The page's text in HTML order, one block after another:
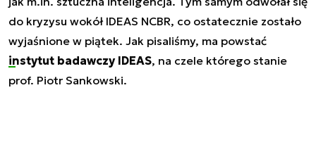
do kryzysu wokół IDEAS NCBR, co ostatecznie zostało
wyjaśnione w piątek. Jak pisaliśmy, ma powstać
instytut badawczy IDEAS, na czele którego stanie
prof. Piotr Sankowski.